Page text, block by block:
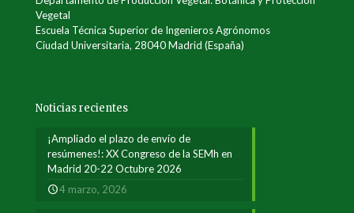
Vegetal
Escuela Técnica Superior de Ingenieros Agrónomos
Ciudad Universitaria, 28040 Madrid (España)
Noticias recientes
¡Ampliado el plazo de envío de
resúmenes!: XX Congreso de la SEMh en
Madrid 20-22 Octubre 2026
4 marzo, 2026